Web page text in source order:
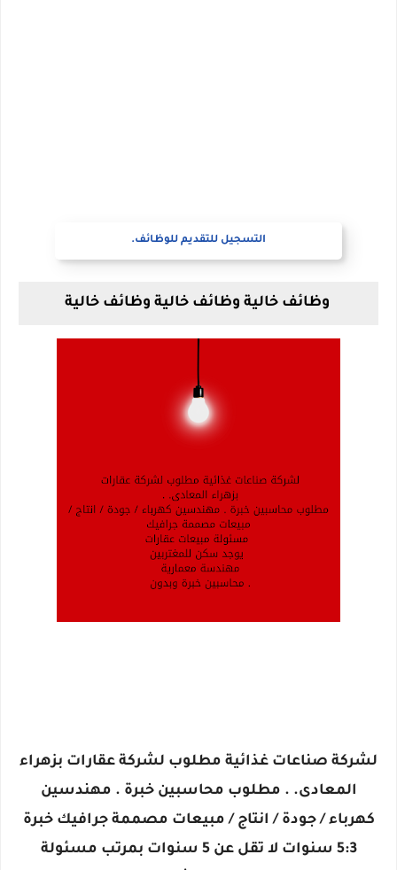
التسجيل للتقديم للوظائف.
وظائف خالية وظائف خالية وظائف خالية
لشركة صناعات غذائية مطلوب لشركة عقارات بزهراء
المعادى. . مطلوب محاسبين خبرة . مهندسين
كهرباء / جودة / انتاج / مبيعات مصممة جرافيك خبرة
5:3 سنوات لا تقل عن 5 سنوات بمرتب مسئولة